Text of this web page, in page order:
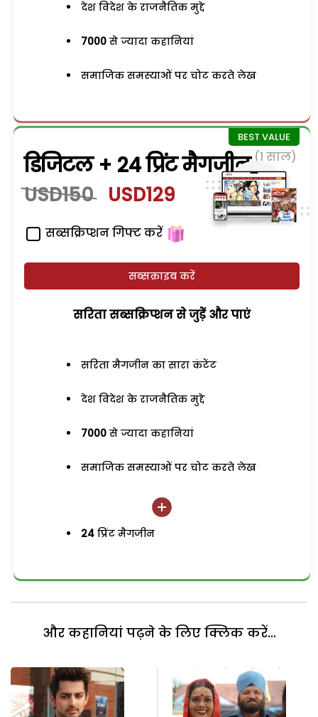
देश विदेश के राजनैतिक मुद्दे
7000 से ज्यादा कहानियां
समाजिक समस्याओं पर चोट करते लेख
डिजिटल + 24 प्रिंट मैगजीन (1 साल)
USD150 USD129
सब्सक्रिप्शन गिफ्ट करें
सब्सक्राइब करें
सरिता सब्सक्रिप्शन से जुड़ेें और पाएं
सरिता मैगजीन का सारा कंटेंट
देश विदेश के राजनैतिक मुद्दे
7000 से ज्यादा कहानियां
समाजिक समस्याओं पर चोट करते लेख
24 प्रिंट मैगजीन
और कहानियां पढ़ने के लिए क्लिक करें...